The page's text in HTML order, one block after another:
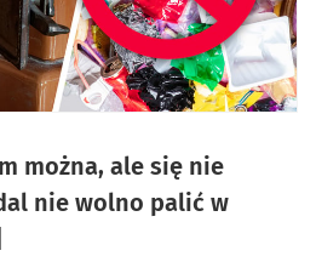
można, ale się nie
nie wolno palić w